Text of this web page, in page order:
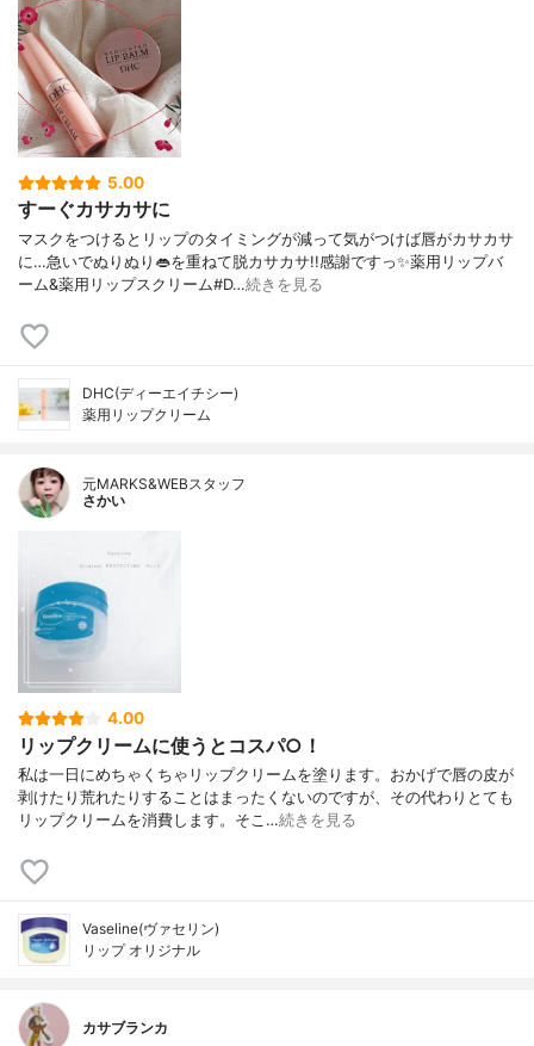
5.00
すーぐカサカサに
マスクをつけるとリップのタイミングが減って気がつけば唇がカサカサ
に…急いでぬりぬり👄を重ねて脱カサカサ!!感謝ですっ✨薬用リップバ
ーム&薬用リップスクリーム#D…続きを見る
DHC(ディーエイチシー)
薬用リップクリーム
元MARKS&WEBスタッフ
さかい
4.00
リップクリームに使うとコスパ○！
私は一日にめちゃくちゃリップクリームを塗ります。おかげで唇の皮が
剥けたり荒れたりすることはまったくないのですが、その代わりとても
リップクリームを消費します。そこ…続きを見る
Vaseline(ヴァセリン)
リップ オリジナル
カサブランカ